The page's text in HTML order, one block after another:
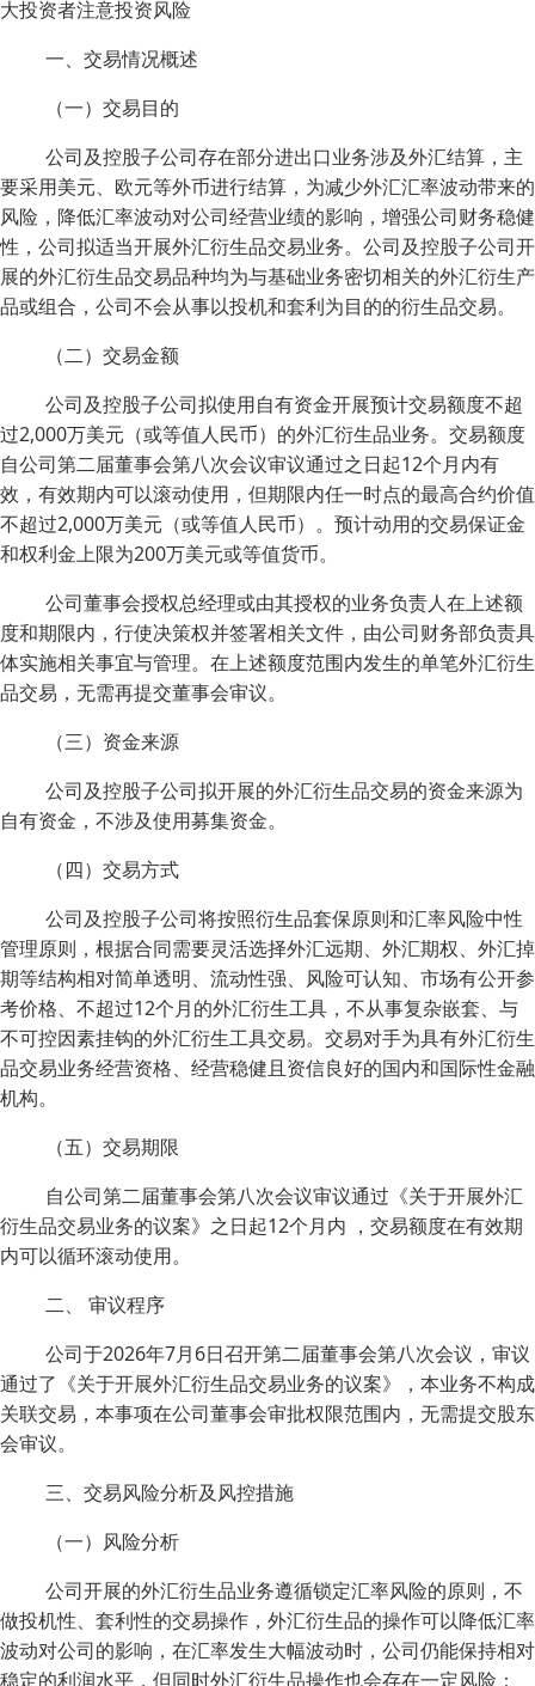
大投资者注意投资风险
一、交易情况概述
（一）交易目的
公司及控股子公司存在部分进出口业务涉及外汇结算，主
要采用美元、欧元等外币进行结算，为减少外汇汇率波动带来的
风险，降低汇率波动对公司经营业绩的影响，增强公司财务稳健
性，公司拟适当开展外汇衍生品交易业务。公司及控股子公司开
展的外汇衍生品交易品种均为与基础业务密切相关的外汇衍生产
品或组合，公司不会从事以投机和套利为目的的衍生品交易。
（二）交易金额
公司及控股子公司拟使用自有资金开展预计交易额度不超
过2,000万美元（或等值人民币）的外汇衍生品业务。交易额度
自公司第二届董事会第八次会议审议通过之日起12个月内有
效，有效期内可以滚动使用，但期限内任一时点的最高合约价值
不超过2,000万美元（或等值人民币）。预计动用的交易保证金
和权利金上限为200万美元或等值货币。
公司董事会授权总经理或由其授权的业务负责人在上述额
度和期限内，行使决策权并签署相关文件，由公司财务部负责具
体实施相关事宜与管理。在上述额度范围内发生的单笔外汇衍生
品交易，无需再提交董事会审议。
（三）资金来源
公司及控股子公司拟开展的外汇衍生品交易的资金来源为
自有资金，不涉及使用募集资金。
（四）交易方式
公司及控股子公司将按照衍生品套保原则和汇率风险中性
管理原则，根据合同需要灵活选择外汇远期、外汇期权、外汇掉
期等结构相对简单透明、流动性强、风险可认知、市场有公开参
考价格、不超过12个月的外汇衍生工具，不从事复杂嵌套、与
不可控因素挂钩的外汇衍生工具交易。交易对手为具有外汇衍生
品交易业务经营资格、经营稳健且资信良好的国内和国际性金融
机构。
（五）交易期限
自公司第二届董事会第八次会议审议通过《关于开展外汇
衍生品交易业务的议案》之日起12个月内 ，交易额度在有效期
内可以循环滚动使用。
二、 审议程序
公司于2026年7月6日召开第二届董事会第八次会议，审议
通过了《关于开展外汇衍生品交易业务的议案》，本业务不构成
关联交易，本事项在公司董事会审批权限范围内，无需提交股东
会审议。
三、交易风险分析及风控措施
（一）风险分析
公司开展的外汇衍生品业务遵循锁定汇率风险的原则，不
做投机性、套利性的交易操作，外汇衍生品的操作可以降低汇率
波动对公司的影响，在汇率发生大幅波动时，公司仍能保持相对
稳定的利润水平，但同时外汇衍生品操作也会存在一定风险：